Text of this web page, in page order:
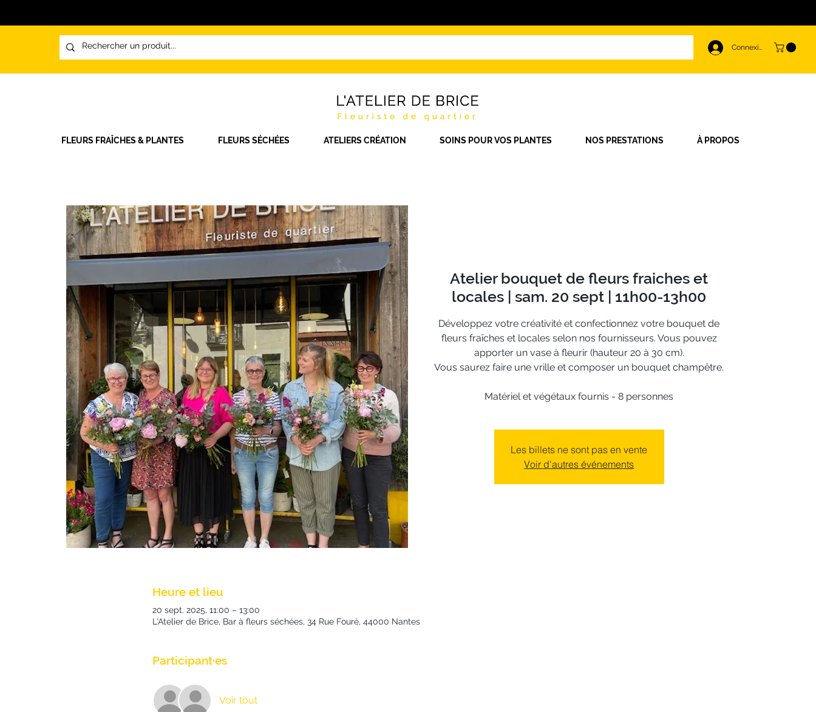
Connexion
FLEURS FRAÎCHES & PLANTES FLEURS SÉCHÉES ATELIERS CRÉATION SOINS POUR VOS PLANTES NOS PRESTATIONS À PROPOS
Atelier bouquet de fleurs fraiches et
locales | sam. 20 sept | 11h00-13h00
Développez votre créativité et confectionnez votre bouquet de
fleurs fraîches et locales selon nos fournisseurs. Vous pouvez
apporter un vase à fleurir (hauteur 20 à 30 cm).
Vous saurez faire une vrille et composer un bouquet champêtre.
Matériel et végétaux fournis - 8 personnes
Les billets ne sont pas en vente
Voir d'autres événements
Heure et lieu
20 sept. 2025, 11:00 – 13:00
L'Atelier de Brice, Bar à fleurs séchées, 34 Rue Fouré, 44000 Nantes
Participant·es
Voir tout